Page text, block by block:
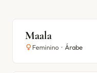
Maala
Feminino • Árabe